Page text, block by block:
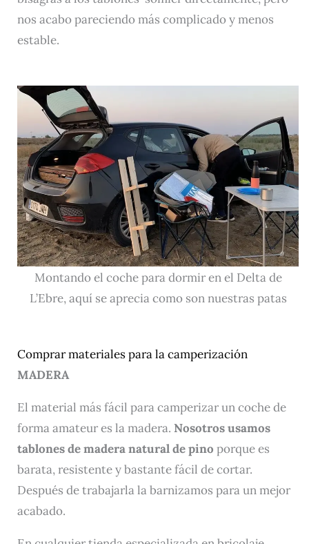
nos acabo pareciendo más complicado y menos
estable.
Montando el coche para dormir en el Delta de
L’Ebre, aquí se aprecia como son nuestras patas
Comprar materiales para la camperización
MADERA
El material más fácil para camperizar un coche de
forma amateur es la madera. Nosotros usamos
tablones de madera natural de pino porque es
barata, resistente y bastante fácil de cortar.
Después de trabajarla la barnizamos para un mejor
acabado.